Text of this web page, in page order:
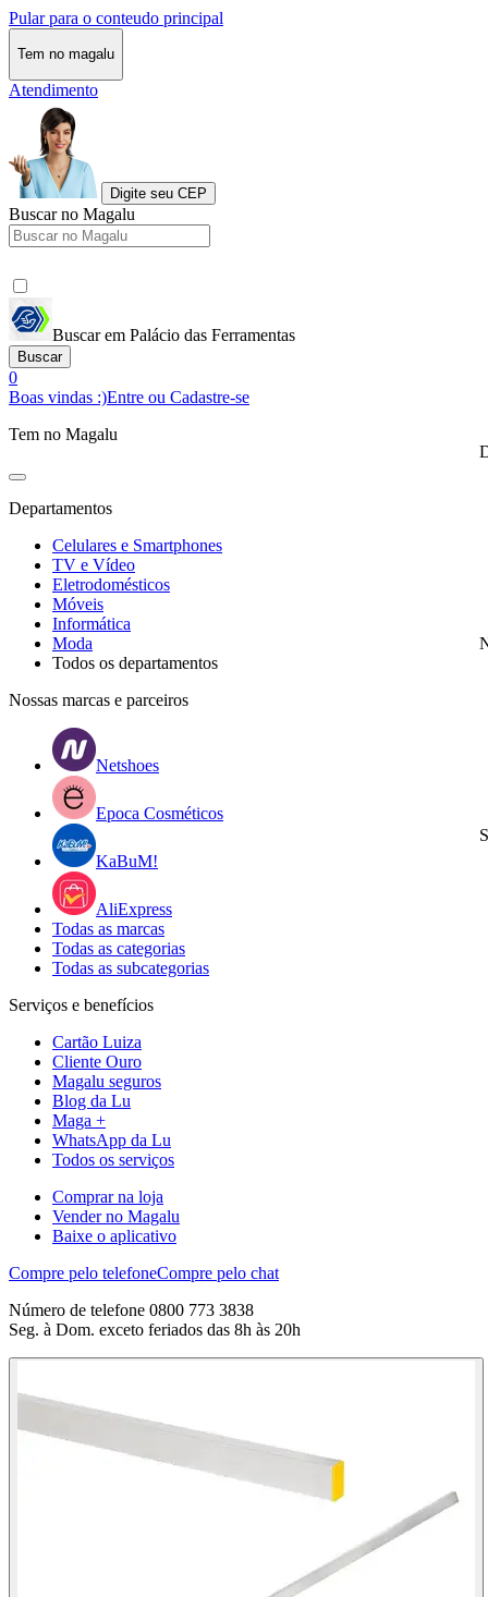
Pular para o conteudo principal
Tem no magalu
Atendimento
Digite seu CEP
Buscar no Magalu
Buscar em Palácio das Ferramentas
Buscar
0
Boas vindas :)Entre ou Cadastre-se
Tem no Magalu
Departamentos
Celulares e Smartphones
TV e Vídeo
Eletrodomésticos
Móveis
Informática
Moda
Todos os departamentos
Nossas marcas e parceiros
Netshoes
Epoca Cosméticos
KaBuM!
AliExpress
Todas as marcas
Todas as categorias
Todas as subcategorias
Serviços e benefícios
Cartão Luiza
Cliente Ouro
Magalu seguros
Blog da Lu
Maga +
WhatsApp da Lu
Todos os serviços
Comprar na loja
Vender no Magalu
Baixe o aplicativo
Compre pelo telefoneCompre pelo chat
Número de telefone 0800 773 3838
Seg. à Dom. exceto feriados das 8h às 20h